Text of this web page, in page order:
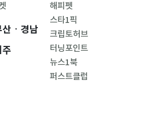
ㆍ경남
해피펫
스타1픽
크립토허브
터닝포인트
뉴스1북
퍼스트클럽